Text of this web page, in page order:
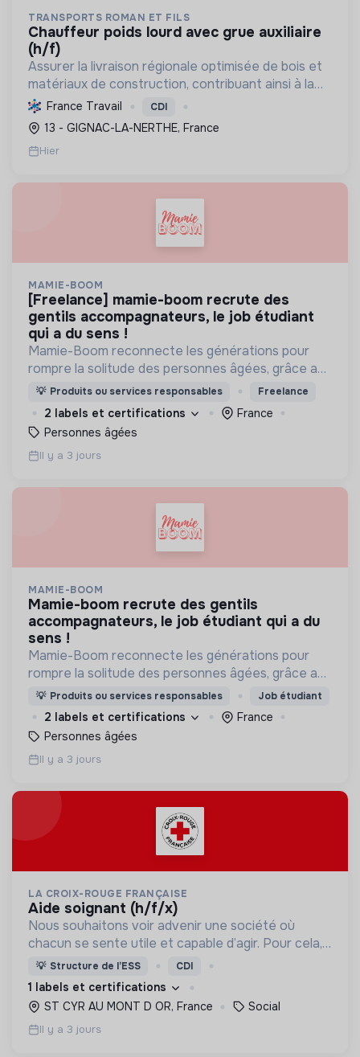
TRANSPORTS ROMAN ET FILS
chauffeur poids lourd avec grue auxiliaire
(h/f)
Assurer la livraison régionale optimisée de bois et
matériaux de construction, contribuant ainsi à la
chaîne d'approvisionnement durable et à
l'efficacité énergétique du transport.
France Travail CDI
13 - GIGNAC-LA-NERTHE, France
Hier
MAMIE-BOOM
[freelance] mamie-boom recrute des
gentils accompagnateurs, le job étudiant
qui a du sens !
Mamie-Boom reconnecte les générations pour
rompre la solitude des personnes âgées, grâce aux
visites d'étudiants chaque semaine.
💡 Produits ou services responsables Freelance
2 labels et certifications
France
Personnes âgées
Il y a 3 jours
MAMIE-BOOM
mamie-boom recrute des gentils
accompagnateurs, le job étudiant qui a du
sens !
Mamie-Boom reconnecte les générations pour
rompre la solitude des personnes âgées, grâce aux
visites d'étudiants chaque semaine.
💡 Produits ou services responsables Job étudiant
2 labels et certifications
France
Personnes âgées
Il y a 3 jours
LA CROIX-ROUGE FRANÇAISE
aide soignant (h/f/x)
Nous souhaitons voir advenir une société où
chacun se sente utile et capable d’agir. Pour cela,
nous proposons des moyens et des lieux
d’engagement innovants et adaptés à tous.
💡 Structure de l’ESS CDI
1 labels et certifications
ST CYR AU MONT D OR, France
Social
Il y a 3 jours